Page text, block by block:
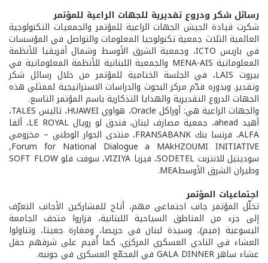
رسائل شكر ودروع تقديرية للجهات الراعية للمؤتمر
شكرت قيادة الجيش الجهات الراعية للمؤتمر والجمعيات التكنولوجية
العالمية الثلاث جمعية تكنولوجيا المعلومات والتواصل في المؤسسات
في باريس ICTO، وجمعية الشرق الأوسط وشمال أفريقيا للأنظمة
المعلوماتية MENA-AIS والجمعية اللبنانية للأنظمة المعلوماتية في
بيروت LAIS، في الجلسة الختامية للمؤتمر من خلال رسائل شكر
وتقدير. وبدوره قدّم مركز البحوث والدراسات الاستراتيجية لممثلي هذه
الجهات الدروع التقديرية والهدايا التذكارية باسم المؤتمر التاسع.
والجهات الراعية هي: أوراكل Oracle، هواوي HUAWEI، تاليس TALES،
أهيد ahead، جمعية مصارف لبنان، فندق لو رويال LE ROYAL، ألفا
ALFA، فرنسا بنك FRANSABANK، منتدى الحوار الوطني – مخزومي
Forum for National Dialogue a MAkHZOUMI INITIATIVE,
سوديتيل للانترنت SODETEL، فيزيا VIZIYA، سوفت فلو SOFT FLOW
وطيران الشرق الأوسطMEA.
اجتماعيات المؤتمر
تخلّل المؤتمر جانب اجتماعي مهم، أتاح للمشاركين الأجانب التعرّف
إلى جزء من المناطق السياحية اللبنانية، فزاروا متحف الجامعة
اليسوعية (ميم)، وسيدة لبنان في حريصا، ومغارة جعيتا، وتناولوا
العشاء في النادي العسكري المركزي. كما أُقيم على شرفهم حفل
عشاء ساهر GALA DINNER في المجمّع العسكري في جونيه.